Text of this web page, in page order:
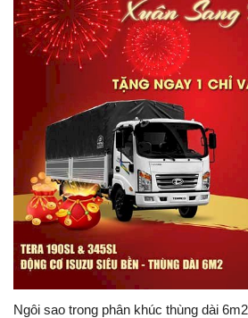
Ngôi sao trong phân khúc thùng dài